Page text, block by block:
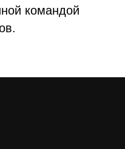
командой